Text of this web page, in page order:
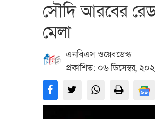
সৌদি আরবের রেড
মেলা
এনবিএস ওয়েবডেস্ক
প্রকাশিত: ০৬ ডিসেম্বর,